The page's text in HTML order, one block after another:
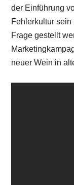
der Einführung
Fehlerkultur
Frage gestellt
neuer Wein in